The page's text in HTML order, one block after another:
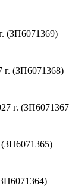
(ЗП6071369)
г. (ЗП6071368)
г.
(ЗП6071365)